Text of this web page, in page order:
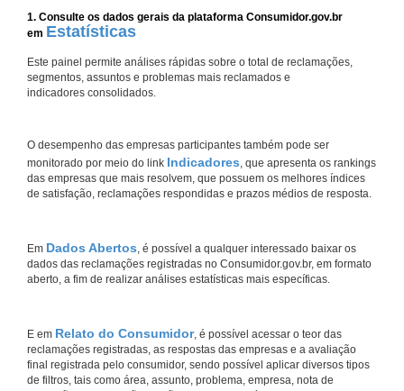
1. Consulte os dados gerais da plataforma Consumidor.gov.br
em Estatísticas
Este painel permite análises rápidas sobre o total de reclamações,
segmentos, assuntos e problemas mais reclamados e
indicadores consolidados.
O desempenho das empresas participantes também pode ser
monitorado por meio do link Indicadores, que apresenta os rankings
das empresas que mais resolvem, que possuem os melhores índices
de satisfação, reclamações respondidas e prazos médios de resposta.
Em Dados Abertos, é possível a qualquer interessado baixar os
dados das reclamações registradas no Consumidor.gov.br, em formato
aberto, a fim de realizar análises estatísticas mais específicas.
E em Relato do Consumidor, é possível acessar o teor das
reclamações registradas, as respostas das empresas e a avaliação
final registrada pelo consumidor, sendo possível aplicar diversos tipos
de filtros, tais como área, assunto, problema, empresa, nota de